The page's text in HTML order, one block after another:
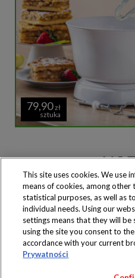
79,90zł
sztuka
Produkty
wyłącznie
Copyright 2019
This site uses cookies. We use
means of cookies, among other
statistical purposes, as well as
individual needs. Using our
settings means that they will
using the site you consent to
accordance with your current
Prywatności